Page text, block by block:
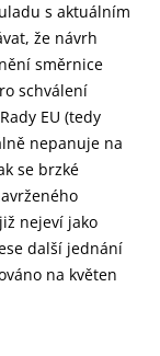
s aktuálním
že návrh
směrnice
schválení
EU (tedy
nepanuje na
se brzké
nejeví jako
další jednání
na květen